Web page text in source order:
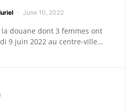
June 10, 2022
douane dont 3 femmes ont
9 juin 2022 au centre-ville…